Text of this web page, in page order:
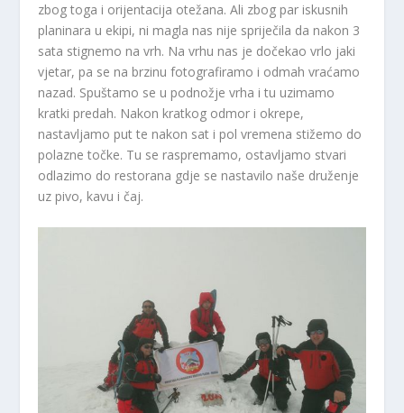
zbog toga i orijentacija otežana. Ali zbog par iskusnih
planinara u ekipi, ni magla nas nije spriječila da nakon 3
sata stignemo na vrh. Na vrhu nas je dočekao vrlo jaki
vjetar, pa se na brzinu fotografiramo i odmah vraćamo
nazad. Spuštamo se u podnožje vrha i tu uzimamo
kratki predah. Nakon kratkog odmor i okrepe,
nastavljamo put te nakon sat i pol vremena stižemo do
polazne točke. Tu se raspremamo, ostavljamo stvari
odlazimo do restorana gdje se nastavilo naše druženje
uz pivo, kavu i čaj.